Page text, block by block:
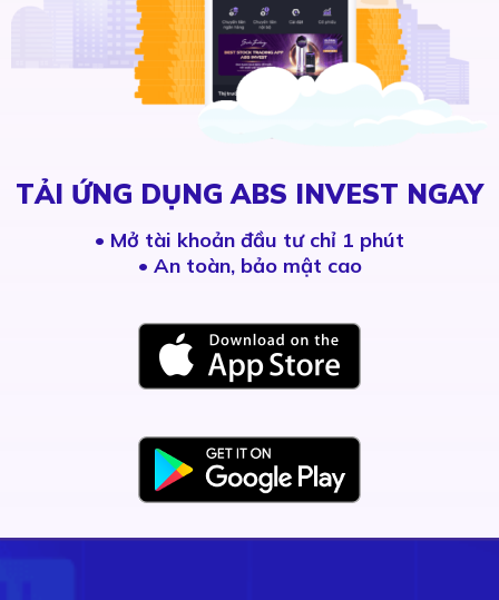
TẢI ỨNG DỤNG ABS INVEST NGAY
• Mở tài khoản đầu tư chỉ 1 phút
• An toàn, bảo mật cao